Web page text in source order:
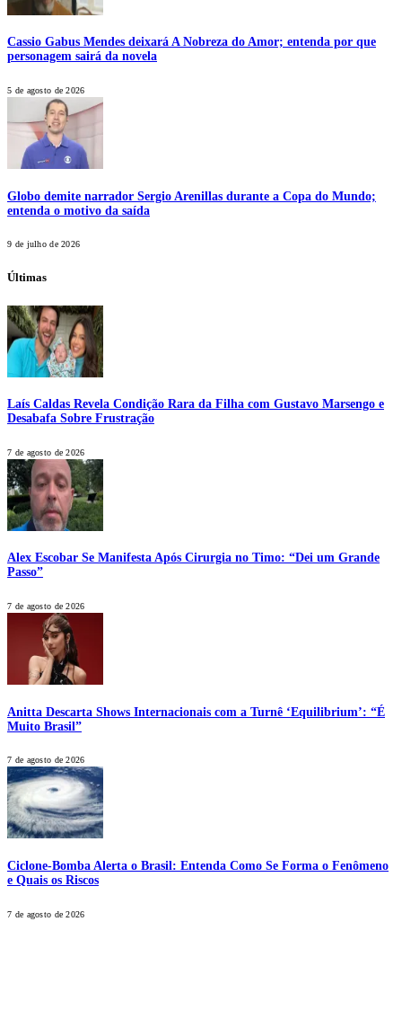
Cassio Gabus Mendes deixará A Nobreza do Amor; entenda por que
personagem sairá da novela
5 de agosto de 2026
Globo demite narrador Sergio Arenillas durante a Copa do Mundo;
entenda o motivo da saída
9 de julho de 2026
Últimas
Laís Caldas Revela Condição Rara da Filha com Gustavo Marsengo e
Desabafa Sobre Frustração
7 de agosto de 2026
Alex Escobar Se Manifesta Após Cirurgia no Timo: “Dei um Grande
Passo”
7 de agosto de 2026
Anitta Descarta Shows Internacionais com a Turnê ‘Equilibrium’: “É
Muito Brasil”
7 de agosto de 2026
Ciclone-Bomba Alerta o Brasil: Entenda Como Se Forma o Fenômeno
e Quais os Riscos
7 de agosto de 2026